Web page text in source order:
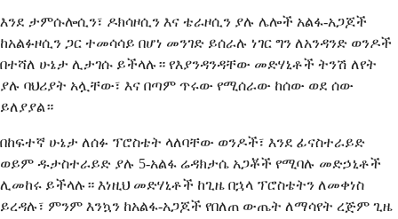
እንደ ታምሱሎሲን፣ ዶክሳዞሲን እና ቴራዞሲን ያሉ ሌሎች አልፋ-አጋጆች
ከአልፉዞሲን ጋር ተመሳሳይ በሆነ መንገድ ይሰራሉ ነገር ግን ለአንዳንድ ወንዶች
በተሻለ ሁኔታ ሊታገሱ ይችላሉ። የእያንዳንዳቸው መድሃኒቶች ትንሽ ለየት
ያሉ ባህሪያት አሏቸው፣ እና በጣም ጥሩው የሚሰራው ከሰው ወደ ሰው
ይለያያል።
በከፍተኛ ሁኔታ ለሰፉ ፕሮስቴት ላለባቸው ወንዶች፣ እንደ ፊናስተራይድ
ወይም ዱታስተራይድ ያሉ 5-አልፋ ሬዳክታሴ አጋቾች የሚባሉ መድኃኒቶች
ሊመከሩ ይችላሉ። እነዚህ መድሃኒቶች ከጊዜ በኋላ ፕሮስቴትን ለመቀነስ
ይረዳሉ፣ ምንም እንኳን ከአልፋ-አጋጆች የበለጠ ውጤት ለማሳየት ረጅም ጊዜ